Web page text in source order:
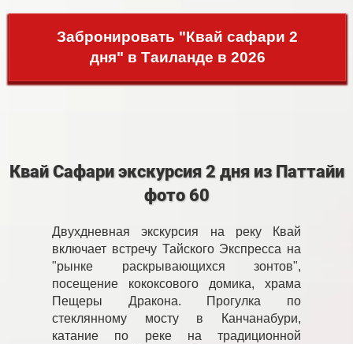
Забронировать "Квай сафари 2
дня" в Таиланде в 2026
Квай Сафари экскурсия 2 дня из Паттайи
фото 60
Двухдневная экскурсия на реку Квай
включает встречу Тайского Экспресса на
"рынке раскрывающихся зонтов",
посещение кококсового домика, храма
Пещеры Дракона. Прогулка по
стеклянному мосту в Канчанабури,
катание по реке на традиционной